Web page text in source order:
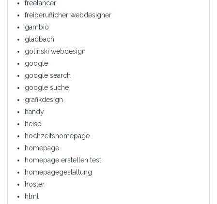
freelancer
freiberuflicher webdesigner
gambio
gladbach
golinski webdesign
google
google search
google suche
grafikdesign
handy
heise
hochzeitshomepage
homepage
homepage erstellen test
homepagegestaltung
hoster
html